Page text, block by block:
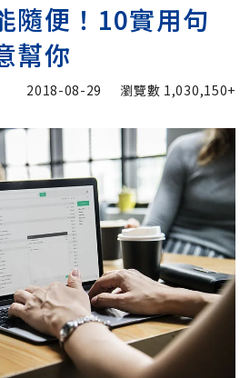
隨便！10實用句
幫你
2018-08-29 瀏覽數 1,030,150+